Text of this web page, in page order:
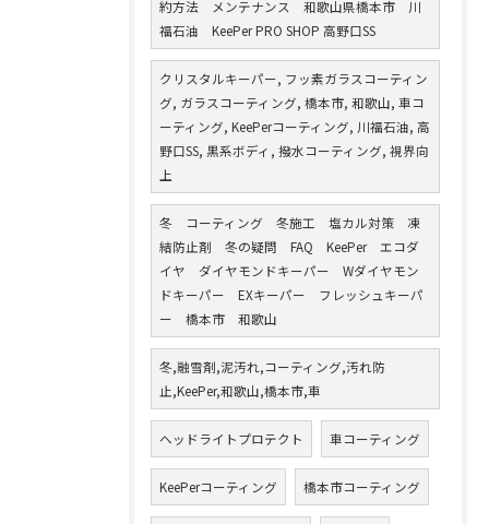
約方法 メンテナンス 和歌山県橋本市 川
福石油 KeePer PRO SHOP 高野口SS
クリスタルキーパー, フッ素ガラスコーティン
グ, ガラスコーティング, 橋本市, 和歌山, 車コ
ーティング, KeePerコーティング, 川福石油, 高
野口SS, 黒系ボディ, 撥水コーティング, 視界向
上
冬 コーティング 冬施工 塩カル対策 凍
結防止剤 冬の疑問 FAQ KeePer エコダ
イヤ ダイヤモンドキーパー Wダイヤモン
ドキーパー EXキーパー フレッシュキーパ
ー 橋本市 和歌山
冬,融雪剤,泥汚れ,コーティング,汚れ防
止,KeePer,和歌山,橋本市,車
ヘッドライトプロテクト 車コーティング
KeePerコーティング 橋本市コーティング